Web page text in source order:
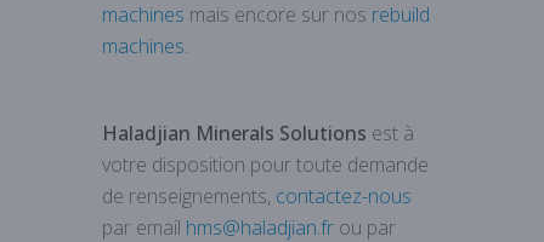
machines mais encore sur nos rebuild
machines.
Haladjian Minerals Solutions est à
votre disposition pour toute demande
de renseignements, contactez-nous
par email hms@haladjian.fr ou par